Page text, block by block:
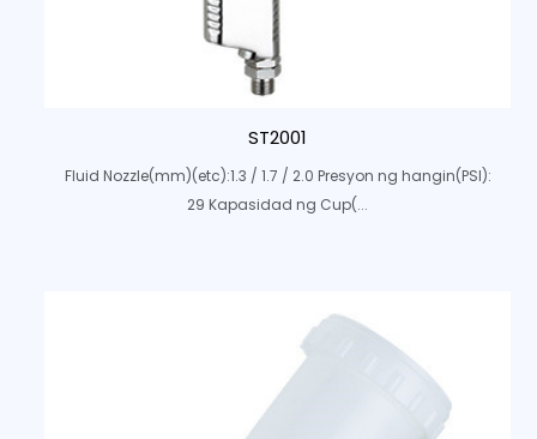
ST2001
Fluid Nozzle(mm)(etc):1.3 / 1.7 / 2.0 Presyon ng hangin(PSI):
29 Kapasidad ng Cup(...